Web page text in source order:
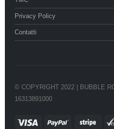
Privacy Policy
Contatti
© COPYRIGHT 2022 | BUBBLE
16313891000